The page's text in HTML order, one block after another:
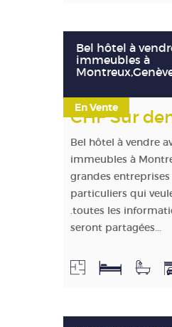
Bel hôtel à
immeubles à
En Vente
CHF Sur
Bel hôtel à vendre
immeubles à
grandes entreprises
particuliers qui
.toutes les
seront partagées...